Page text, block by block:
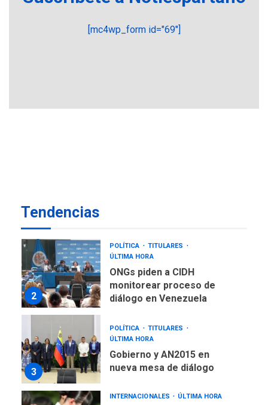
[mc4wp_form id="69"]
Tendencias
GUERRA EN EL MUNDO
ÚLTIMA HORA
1
2
POLÍTICA
TITULARES
ÚLTIMA HORA
ONGs piden a CIDH
monitorear proceso de
diálogo en Venezuela
3
POLÍTICA
TITULARES
ÚLTIMA HORA
Gobierno y AN2015 en
nueva mesa de diálogo
INTERNACIONALES ÚLTIMA HORA